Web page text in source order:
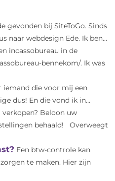
gevonden bij SiteToGo. Sinds
naar webdesign Ede. Ik ben...
incassobureau in de
bennekom/. Ik was
iemand die voor mij een
dus! En die vond ik in...
Beloon uw
behaald! Overweegt
Een btw-controle kan
te maken. Hier zijn